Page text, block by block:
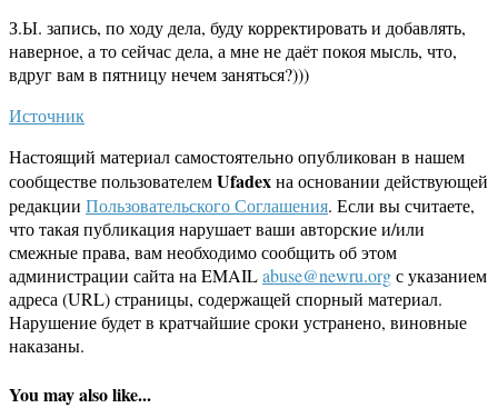
З.Ы. запись, по ходу дела, буду корректировать и добавлять,
наверное, а то сейчас дела, а мне не даёт покоя мысль, что,
вдруг вам в пятницу нечем заняться?)))
Источник
Настоящий материал самостоятельно опубликован в нашем
сообществе пользователемUfadexна основании действующей
редакции Пользовательского Соглашения. Если вы считаете,
что такая публикация нарушает ваши авторские и/или
смежные права, вам необходимо сообщить об этом
администрации сайта на EMAILabuse@newru.orgс указанием
адреса (URL) страницы, содержащей спорный материал.
Нарушение будет в кратчайшие сроки устранено, виновные
наказаны.
You may also like...